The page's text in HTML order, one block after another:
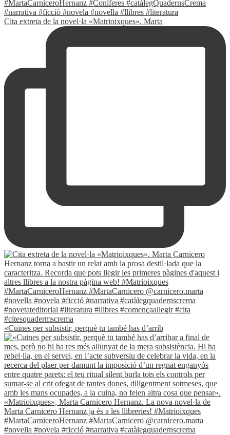
Cita extreta de la novel·la «Matrioixques». Marta
«Cuines per subsistir, perquè tu també has d’arrib